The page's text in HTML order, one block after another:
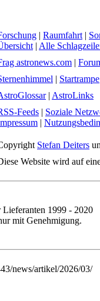
| Raumfahrt |
| Alle
astronews.com |
| Startrampe
| AstroLinks
Feeds | Soziale
|
Stefan Deiters
Website wird auf
1999 - 2020
mit Genehmigung.
news/artikel/2026/03/